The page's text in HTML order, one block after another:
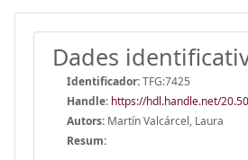
Dades
Identificador:TFG:7425
Handle: https://hdl.handle.net/
Autors: Martín Valcárcel, Laura
Resum: